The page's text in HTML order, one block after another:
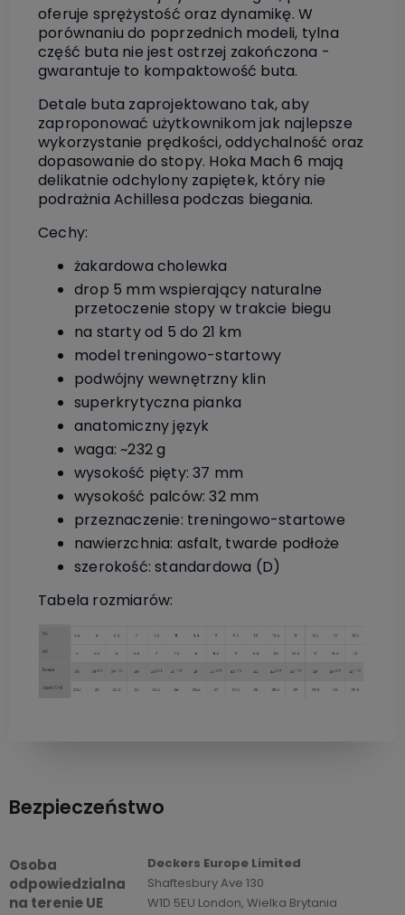
oferuje sprężystość oraz dynamikę. W
porównaniu do poprzednich modeli, tylna
część buta nie jest ostrzej zakończona -
gwarantuje to kompaktowość buta.
Detale buta zaprojektowano tak, aby
zaproponować użytkownikom jak najlepsze
wykorzystanie prędkości, oddychalność oraz
dopasowanie do stopy. Hoka Mach 6 mają
delikatnie odchylony zapiętek, który nie
podrażnia Achillesa podczas biegania.
Cechy:
żakardowa cholewka
drop 5 mm wspierający naturalne
przetoczenie stopy w trakcie biegu
na starty od 5 do 21 km
model treningowo-startowy
podwójny wewnętrzny klin
superkrytyczna pianka
anatomiczny język
waga: ~232 g
wysokość pięty: 37 mm
wysokość palców: 32 mm
przeznaczenie: treningowo-startowe
nawierzchnia: asfalt, twarde podłoże
szerokość: standardowa (D)
Tabela rozmiarów:
Bezpieczeństwo
Osoba
odpowiedzialna
na terenie UE
Deckers Europe Limited
Shaftesbury Ave 130
W1D 5EU London, Wielka Brytania